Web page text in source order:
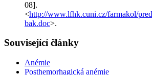
08].
<http://www.lfhk.cuni.cz/farmakol/
bak.doc>.
Související články
Anémie
Posthemorhagická anémie